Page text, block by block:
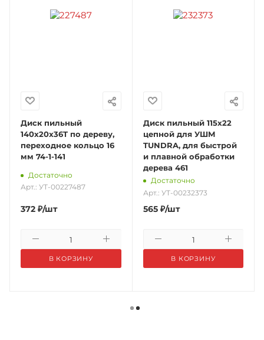
Диск пильный
140x20x36T по дереву,
переходное кольцо 16
мм 74-1-141
Достаточно
Арт.: УТ-00227487
372 ₽/шт
В КОРЗИНУ
Диск пильный 115х22
цепной для УШМ
TUNDRA, для быстрой
и плавной обработки
дерева 461
Достаточно
Арт.: УТ-00232373
565₽/шт
В КОРЗИНУ